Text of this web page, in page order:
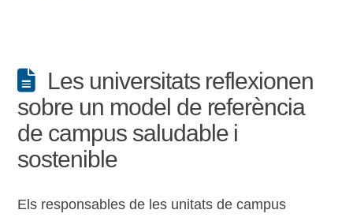
Les universitats reflexionen
sobre un model de referència
de campus saludable i
sostenible
Els responsables de les unitats de campus